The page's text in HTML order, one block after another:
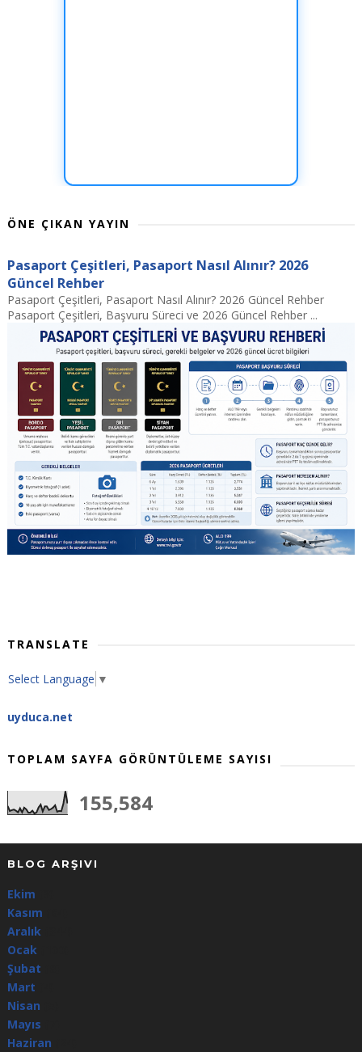
ÖNE ÇIKAN YAYIN
Pasaport Çeşitleri, Pasaport Nasıl Alınır? 2026
Güncel Rehber
Pasaport Çeşitleri, Pasaport Nasıl Alınır? 2026 Güncel Rehber
Pasaport Çeşitleri, Başvuru Süreci ve 2026 Güncel Rehber ...
TRANSLATE
Select Language ▼
uyduca.net
TOPLAM SAYFA GÖRÜNTÜLEME SAYISI
155,584
BLOG ARŞIVI
Ekim
Kasım
Aralık(344)
Ocak(100)
Şubat
Mart
Nisan
Mayıs
Haziran